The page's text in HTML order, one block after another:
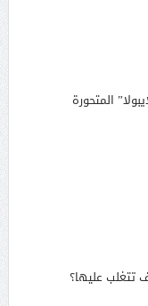
المتحورة
تتغلب عليها؟